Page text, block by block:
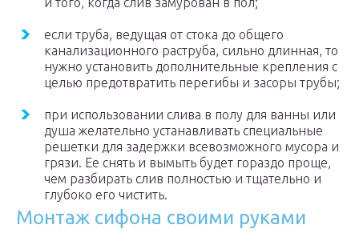
если труба, ведущая от стока до общего
канализационного раструба, сильно длинная, то
нужно установить дополнительные крепления с
целью предотвратить перегибы и засоры трубы;
при использовании слива в полу для ванны или
душа желательно устанавливать специальные
решетки для задержки всевозможного мусора и
грязи. Ее снять и вымыть будет гораздо проще,
чем разбирать слив полностью и тщательно и
глубоко его чистить.
Монтаж сифона своими руками